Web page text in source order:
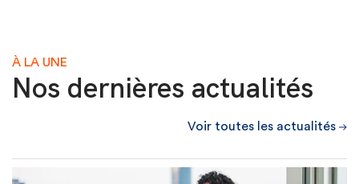
À LA UNE
Nos dernières actualités
Voir toutes les actualités